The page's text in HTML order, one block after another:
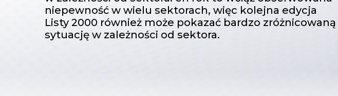
niepewność w wielu sektorach, więc kolejna edycja
Listy 2000 również może pokazać bardzo zróżnicowaną
sytuację w zależności od sektora.